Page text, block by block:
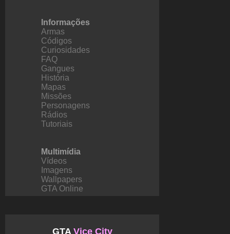
Informações
Armas
Códigos
Curiosidades
FAQ
Gangues
História
Mapas
Missões
Personagens
Rádios
Tutoriais
Multimídia
Vídeos
Imagens
Wallpapers
GTA Online
GTA Vice City